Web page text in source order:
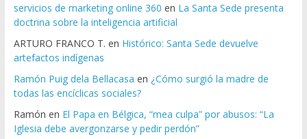
servicios de marketing online 360 en La Santa Sede presenta
doctrina sobre la inteligencia artificial
ARTURO FRANCO T. en Histórico: Santa Sede devuelve
artefactos indígenas
Ramón Puig dela Bellacasa en ¿Cómo surgió la madre de
todas las encíclicas sociales?
Ramón en El Papa en Bélgica, “mea culpa” por abusos: “La
Iglesia debe avergonzarse y pedir perdón”